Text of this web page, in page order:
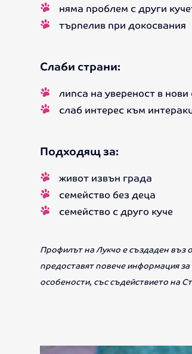
няма проблем с други
търпелив при докосвания
Слаби страни:
липса на увереност в нови
слаб интерес към
Подходящ за:
живот извън града
семейство без деца
семейство с друго куче
Профилът на Лукчо е създаден въз
предоставят повече информация
особености, със съдействието на